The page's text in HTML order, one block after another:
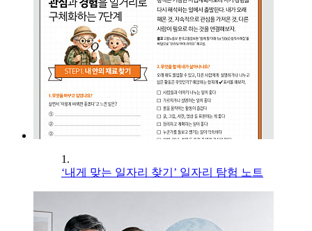
1.
‘내게 맞는 일자리 찾기’ 일자리 탐험 노트